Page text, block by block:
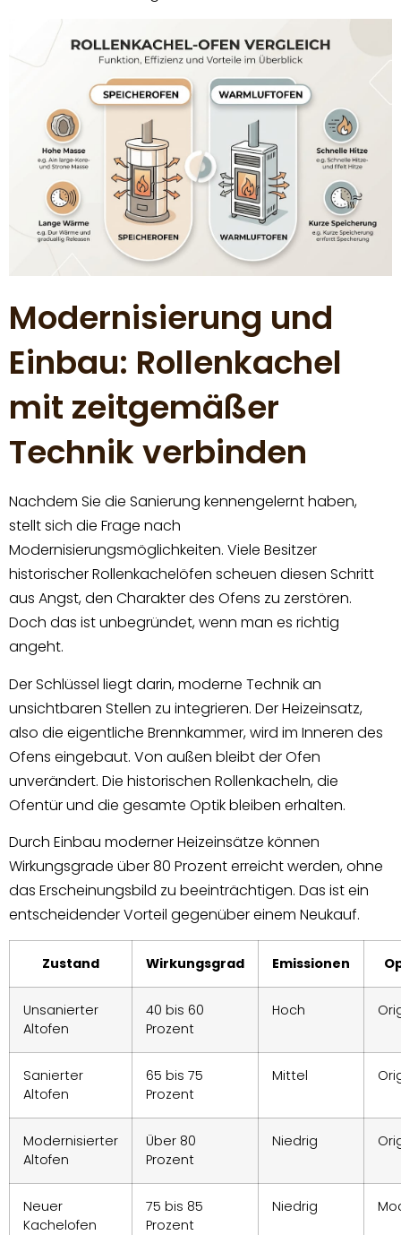
Modernisierung und
Einbau: Rollenkachel
mit zeitgemäßer
Technik verbinden
Nachdem Sie die Sanierung kennengelernt haben,
stellt sich die Frage nach
Modernisierungsmöglichkeiten. Viele Besitzer
historischer Rollenkachelöfen scheuen diesen Schritt
aus Angst, den Charakter des Ofens zu zerstören.
Doch das ist unbegründet, wenn man es richtig
angeht.
Der Schlüssel liegt darin, moderne Technik an
unsichtbaren Stellen zu integrieren. Der Heizeinsatz,
also die eigentliche Brennkammer, wird im Inneren des
Ofens eingebaut. Von außen bleibt der Ofen
unverändert. Die historischen Rollenkacheln, die
Ofentür und die gesamte Optik bleiben erhalten.
Durch Einbau moderner Heizeinsätze können
Wirkungsgrade über 80 Prozent erreicht werden, ohne
das Erscheinungsbild zu beeinträchtigen. Das ist ein
entscheidender Vorteil gegenüber einem Neukauf.
Zustand Wirkungsgrad Emissionen
Unsanierter
Altofen
40 bis 60
Prozent
Hoch
Sanierter
Altofen
65 bis 75
Prozent
Mittel
Modernisierter
Altofen
Über 80
Prozent
Niedrig
Neuer
Kachelofen
75 bis 85
Prozent
Niedrig